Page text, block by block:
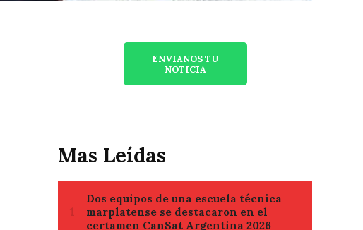
ENVIANOS TU
NOTICIA
Mas Leídas